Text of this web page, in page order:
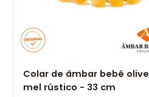
Colar de âmbar bebê olive
mel rústico - 33 cm